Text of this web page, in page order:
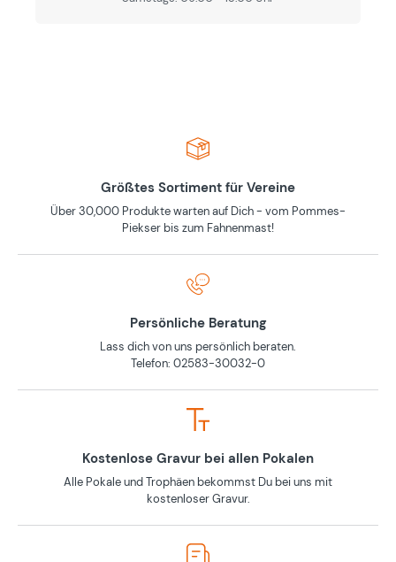
Größtes Sortiment für Vereine
Über 30,000 Produkte warten auf Dich - vom Pommes-
Piekser bis zum Fahnenmast!
Persönliche Beratung
Lass dich von uns persönlich beraten.
Telefon: 02583-30032-0
Kostenlose Gravur bei allen Pokalen
Alle Pokale und Trophäen bekommst Du bei uns mit
kostenloser Gravur.